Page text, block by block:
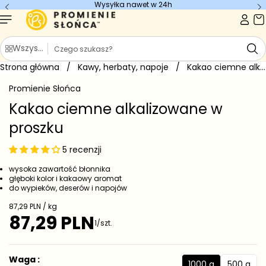
treści
Wysyłka nawet w 24h
Wszystkie kategorie
S
z
u
a
j
Strona główna / Kawy, herbaty, napoje / Kakao ciemne alkalizowane w proszku
Przejdź do
o
Promienie Słońca
Kakao ciemne alkalizowane w
proszku
5 recenzji
wysoka zawartość błonnika
głęboki kolor i kakaowy aromat
do wypieków, deserów i napojów
C
e
n
j
d
87,29 PLN / kg
C
n
a
87,29 PLN1/szt.
Waga :